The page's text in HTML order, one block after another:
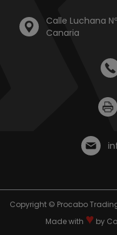
Calle Luchana
Canaria
Copyright © Procabo
Made with ♥ by